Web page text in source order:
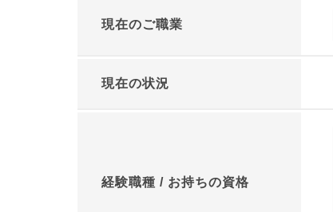
現在のご職業
現在の状況
経験職種 / お持ちの資格